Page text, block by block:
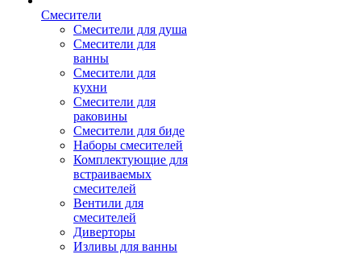
Смесители
Смесители для душа
Смесители для
ванны
Смесители для
кухни
Смесители для
раковины
Смесители для биде
Наборы смесителей
Комплектующие для
встраиваемых
смесителей
Вентили для
смесителей
Диверторы
Изливы для ванны